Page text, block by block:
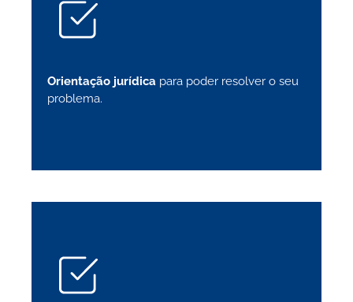
Orientação jurídica para poder resolver o seu
problema.